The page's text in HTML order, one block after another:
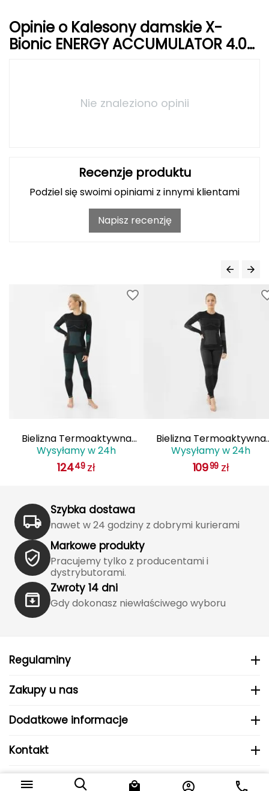
Hoka
KONG
Katadyn
Kavu
Kayland
Keen
Kohla
L
LEATT
LOOP
LOOP WALK
Opinie o Kalesony damskie X-
Bionic ENERGY ACCUMULATOR 4.0
Nie znaleziono opinii
Recenzje produktu
Podziel się swoimi opiniami z innymi klientami
Napisz recenzję
Bielizna Termoaktywna
Damska VIKING Ilsa Set
zestaw czarny
Wysyłamy w 24h
12449 zł
Bielizna Termoaktywna
Damska VIKING Ilsa Set
zestaw szary
Wysyłamy w 24h
10999 zł
Szybka dostawa
nawet w 24 godziny z dobrymi kurierami
Markowe produkty
Pracujemy tylko z producentami i
dystrybutorami.
Zwroty 14 dni
Gdy dokonasz niewłaściwego wyboru
Regulaminy
Zakupy u nas
Dodatkowe informacje
Kontakt
© 2024 MHS Sp. z o.o..